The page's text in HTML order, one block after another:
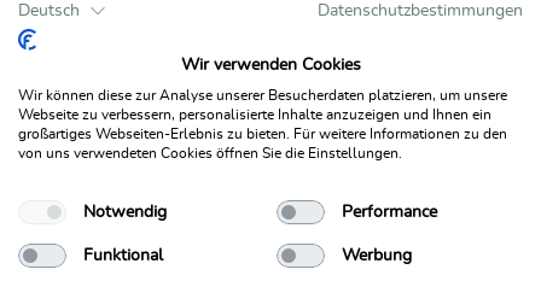
© NEW MEDIA
Deutsch Datenschutzbestimmungen
Wir verwenden Cookies
Wir können diese zur Analyse unserer Besucherdaten platzieren, um unsere
Webseite zu verbessern, personalisierte Inhalte anzuzeigen und Ihnen ein
großartiges Webseiten-Erlebnis zu bieten. Für weitere Informationen zu den
von uns verwendeten Cookies öffnen Sie die Einstellungen.
Notwendig Performance
Funktional Werbung